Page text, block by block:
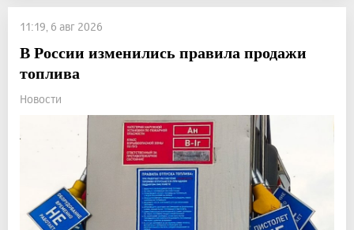
11:19, 6 авг 2026
В России изменились правила продажи
топлива
Новости